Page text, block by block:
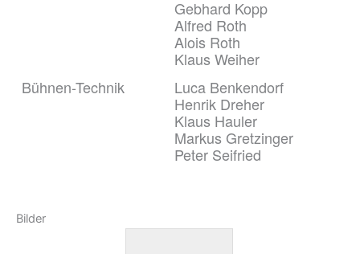
Gebhard Kopp
Alfred Roth
Alois Roth
Klaus Weiher
Bühnen-Technik
Luca Benkendorf
Henrik Dreher
Klaus Hauler
Markus Gretzinger
Peter Seifried
Bilder